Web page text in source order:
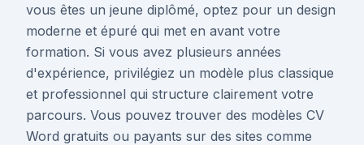
vous êtes un jeune diplômé, optez pour un design
moderne et épuré qui met en avant votre
formation. Si vous avez plusieurs années
d'expérience, privilégiez un modèle plus classique
et professionnel qui structure clairement votre
parcours. Vous pouvez trouver des modèles CV
Word gratuits ou payants sur des sites comme